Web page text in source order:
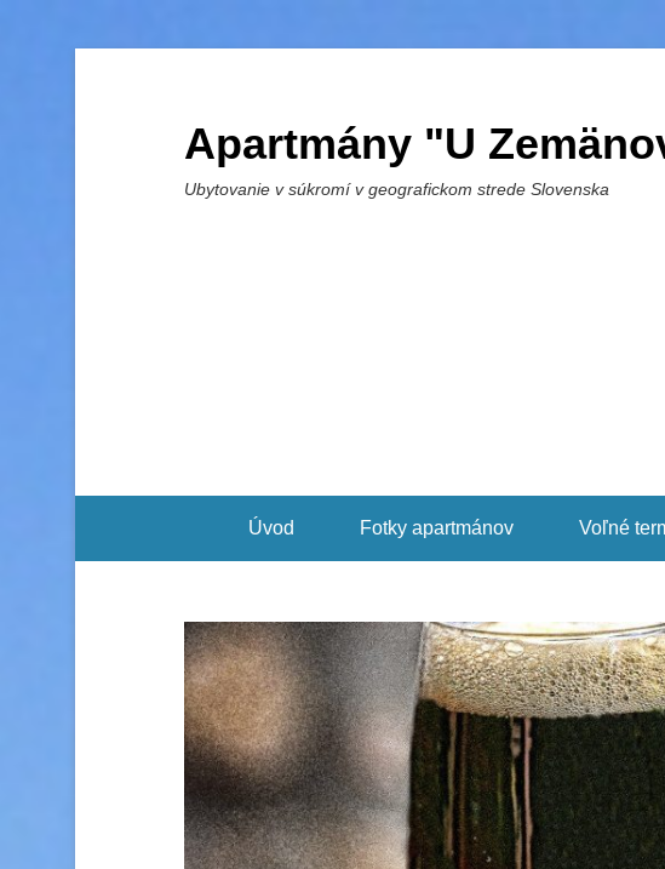
Apartmány "U
Ubytovanie v súkromí v geografickom strede Slovenska
Úvod Fotky apartmánov Voľné